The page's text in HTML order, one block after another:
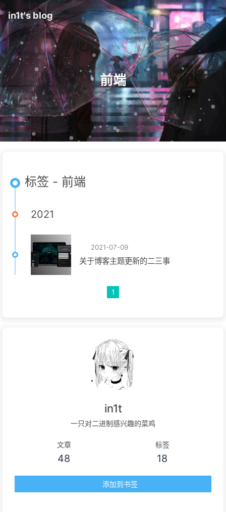
in1t's blog
前端
标签 - 前端
2021
2021-07-09
关于博客主题更新的二三事
1
in1t
一只对二进制感兴趣的菜鸡
文章
48
标签
18
添加到书签